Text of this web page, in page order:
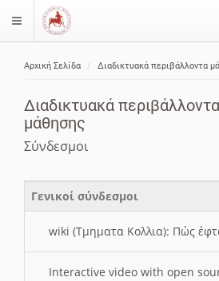
$langMenu
Αρχική Σελίδα Διαδικτυακά περιβάλλοντα
Διαδικτυακά περιβάλλοντα
μάθησης
Σύνδεσμοι
Γενικοί σύνδεσμοι
wiki (Τμηματα Κολλια): Πώς
Interactive video with open